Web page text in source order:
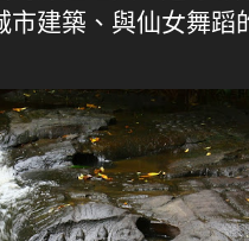
市建築、與仙女舞蹈